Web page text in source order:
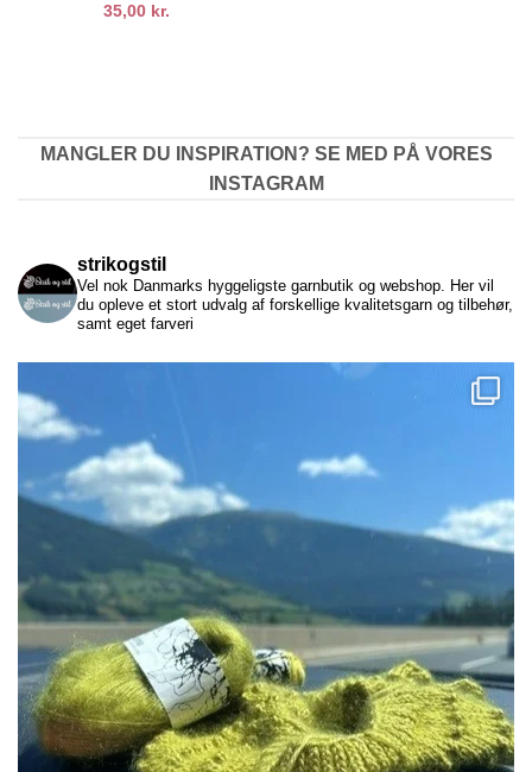
35,00 kr.
MANGLER DU INSPIRATION? SE MED PÅ VORES
INSTAGRAM
strikogstil
Vel nok Danmarks hyggeligste garnbutik og webshop. Her vil
du opleve et stort udvalg af forskellige kvalitetsgarn og tilbehør,
samt eget farveri